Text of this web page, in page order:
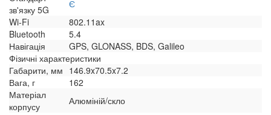
зв'язку 5G
Є
Wi-Fi
802.11ax
Bluetooth
5.4
Навігація
GPS, GLONASS, BDS, Galileo
Фізичні характеристики
Габарити, мм 146.9x70.5x7.2
Вага, г
162
Матеріал
корпусу
Алюміній/скло